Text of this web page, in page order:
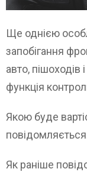
Ще однією
запобігання
авто, пішоходів
функція
Якою буде
Як раніше